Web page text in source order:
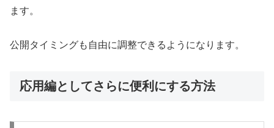
ます。
公開タイミングも自由に調整できるようになります。
応用編としてさらに便利にする方法